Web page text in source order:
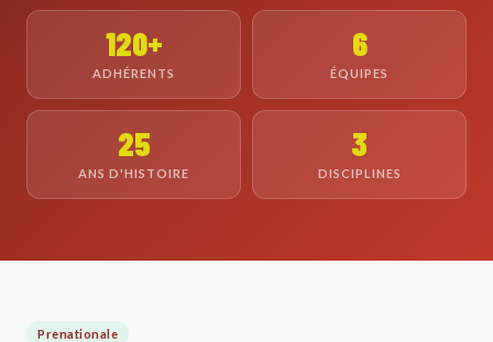
120+
ADHÉRENTS
6
ÉQUIPES
25
ANS D'HISTOIRE
3
DISCIPLINES
Prenationale